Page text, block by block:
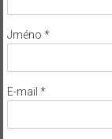
Jméno *
E-mail *